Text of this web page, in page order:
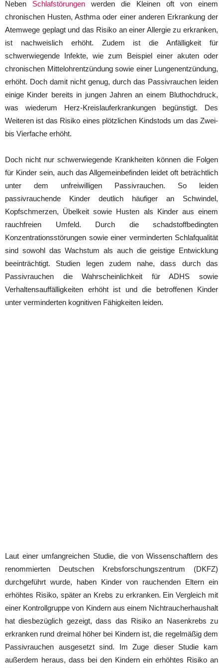
Neben Schlafstörungen werden die Kleinen oft von einem
chronischen Husten, Asthma oder einer anderen Erkrankung der
Atemwege geplagt und das Risiko an einer Allergie zu erkranken,
ist nachweislich erhöht. Zudem ist die Anfälligkeit für
schwerwiegende Infekte, wie zum Beispiel einer akuten oder
chronischen Mittelohrentzündung sowie einer Lungenentzündung,
erhöht. Doch damit nicht genug, durch das Passivrauchen leiden
einige Kinder bereits in jungen Jahren an einem Bluthochdruck,
was wiederum Herz-Kreislauferkrankungen begünstigt. Des
Weiteren ist das Risiko eines plötzlichen Kindstods um das Zwei-
bis Vierfache erhöht.
Doch nicht nur schwerwiegende Krankheiten können die Folgen
für Kinder sein, auch das Allgemeinbefinden leidet oft beträchtlich
unter dem unfreiwilligen Passivrauchen. So leiden
passivrauchende Kinder deutlich häufiger an Schwindel,
Kopfschmerzen, Übelkeit sowie Husten als Kinder aus einem
rauchfreien Umfeld. Durch die schadstoffbedingten
Konzentrationsstörungen sowie einer verminderten Schlafqualität
sind sowohl das Wachstum als auch die geistige Entwicklung
beeinträchtigt. Studien legen zudem nahe, dass durch das
Passivrauchen die Wahrscheinlichkeit für ADHS sowie
Verhaltensauffälligkeiten erhöht ist und die betroffenen Kinder
unter verminderten kognitiven Fähigkeiten leiden.
Laut einer umfangreichen Studie, die von Wissenschaftlern des
renommierten Deutschen Krebsforschungszentrum (DKFZ)
durchgeführt wurde, haben Kinder von rauchenden Eltern ein
erhöhtes Risiko, später an Krebs zu erkranken. Ein Vergleich mit
einer Kontrollgruppe von Kindern aus einem Nichtraucherhaushalt
hat diesbezüglich gezeigt, dass das Risiko an Nasenkrebs zu
erkranken rund dreimal höher bei Kindern ist, die regelmäßig dem
Passivrauchen ausgesetzt sind. Im Zuge dieser Studie kam
außerdem heraus, dass bei den Kindern ein erhöhtes Risiko an